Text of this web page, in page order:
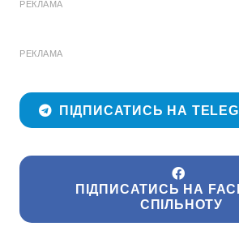
РЕКЛАМА
РЕКЛАМА
ПІДПИСАТИСЬ НА
ПІДПИСАТИСЬ НА
СПІЛЬНОТУ